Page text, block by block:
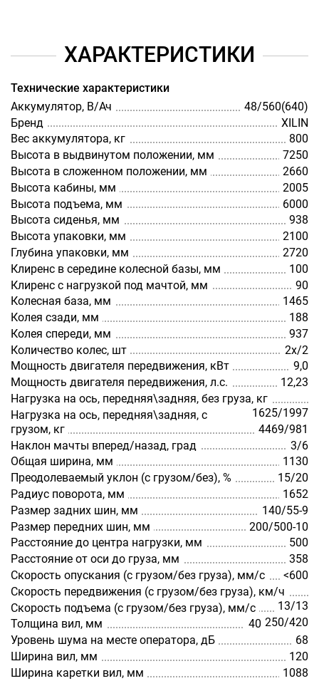
ХАРАКТЕРИСТИКИ
Технические характеристики
Аккумулятор, В/Ач
48/560(640)
Бренд
XILIN
Вес аккумулятора, кг
800
Высота в выдвинутом положении, мм
7250
Высота в сложенном положении, мм
2660
Высота кабины, мм
2005
Высота подъема, мм
6000
Высота сиденья, мм
938
Высота упаковки, мм
2100
Глубина упаковки, мм
2720
Клиренс в середине колесной базы, мм
100
Клиренс с нагрузкой под мачтой, мм
90
Колесная база, мм
1465
Колея сзади, мм
188
Колея спереди, мм
937
Количество колес, шт
2х/2
Мощность двигателя передвижения, кВт
9,0
Мощность двигателя передвижения, л.с.
12,23
Нагрузка на ось, передняя\задняя, без груза, кг
1625/1997
Нагрузка на ось, передняя\задняя, с
грузом, кг
4469/981
Наклон мачты вперед/назад, град
3/6
Общая ширина, мм
1130
Преодолеваемый уклон (с грузом/без), %
15/20
Радиус поворота, мм
1652
Размер задних шин, мм
140/55-9
Размер передних шин, мм
200/500-10
Расстояние до центра нагрузки, мм
500
Расстояние от оси до груза, мм
358
Скорость опускания (с грузом/без груза), мм/с
<600
Скорость передвижения (с грузом/без груза), км/ч
13/13
Скорость подъема (с грузом/без груза), мм/с
250/420
Толщина вил, мм
40
Уровень шума на месте оператора, дБ
68
Ширина вил, мм
120
Ширина каретки вил, мм
1088